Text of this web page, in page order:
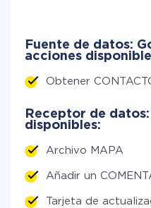
Fuente de datos:
acciones
Obtener
Receptor de
disponibles:
Archivo MAPA
Añadir un
Tarjeta de